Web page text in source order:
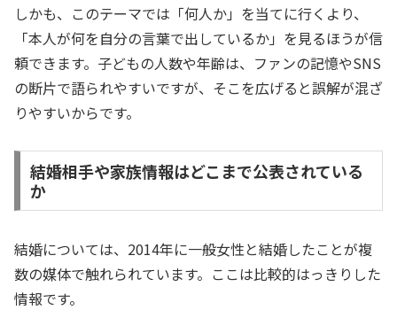
しかも、このテーマでは「何人か」を当てに行くより、
「本人が何を自分の言葉で出しているか」を見るほうが信
頼できます。子どもの人数や年齢は、ファンの記憶やSNS
の断片で語られやすいですが、そこを広げると誤解が混ざ
りやすいからです。
結婚相手や家族情報はどこまで公表されている
か
結婚については、2014年に一般女性と結婚したことが複
数の媒体で触れられています。ここは比較的はっきりした
情報です。